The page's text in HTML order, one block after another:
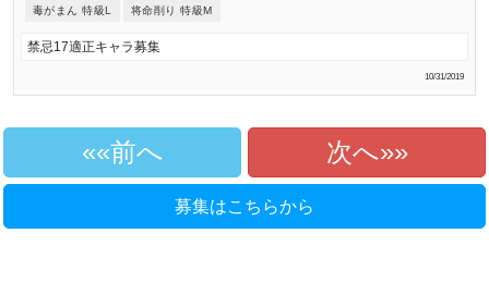
毒がまん 特級L 将命削り 特級M
禁忌17適正キャラ募集
10/31/2019
«前へ 次へ»
募集はこちらから